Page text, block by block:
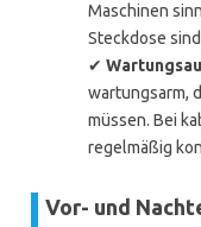
Maschinen
Steckdose
✔
wartungsarm,
müssen. Bei
regelmäßig
Vor- und